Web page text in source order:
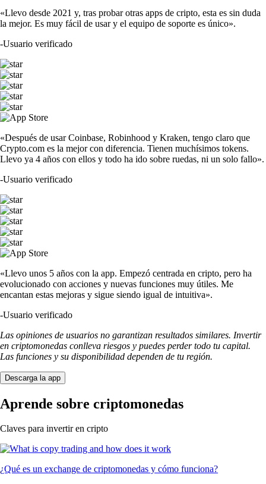
«Llevo desde 2021 y, tras probar otras apps de cripto, esta es sin duda
la mejor. Es muy fácil de usar y el equipo de soporte es único».
-Usuario verificado
«Después de usar Coinbase, Robinhood y Kraken, tengo claro que
Crypto.com es la mejor con diferencia. Tienen muchísimos tokens.
Llevo ya 4 años con ellos y todo ha ido sobre ruedas, ni un solo fallo».
-Usuario verificado
«Llevo unos 5 años con la app. Empezó centrada en cripto, pero ha
evolucionado con acciones y nuevas funciones muy útiles. Me
encantan estas mejoras y sigue siendo igual de intuitiva».
-Usuario verificado
Las opiniones de usuarios no garantizan resultados similares. Invertir
en criptomonedas conlleva riesgos y puedes perder todo tu capital.
Las funciones y su disponibilidad dependen de tu región.
Descarga la app
Aprende sobre criptomonedas
Claves para invertir en cripto
¿Qué es un exchange de criptomonedas y cómo funciona?